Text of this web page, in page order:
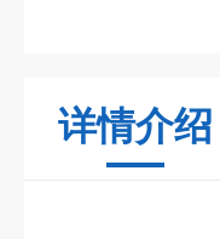
详情介绍